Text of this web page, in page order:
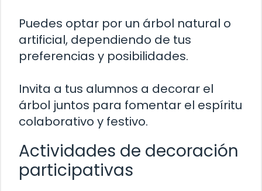
Puedes optar por un árbol natural o
artificial, dependiendo de tus
preferencias y posibilidades.
Invita a tus alumnos a decorar el
árbol juntos para fomentar el espíritu
colaborativo y festivo.
Actividades de decoración
participativas